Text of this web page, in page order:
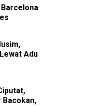
Adu
Bacokan,